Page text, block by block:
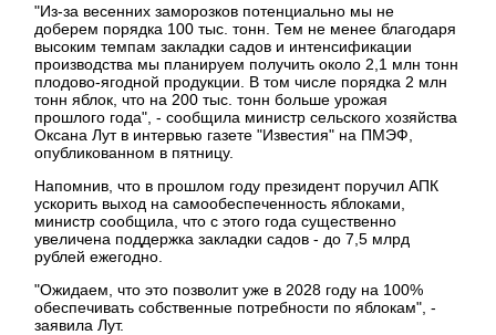
"Из-за весенних заморозков потенциально мы не
доберем порядка 100 тыс. тонн. Тем не менее благодаря
высоким темпам закладки садов и интенсификации
производства мы планируем получить около 2,1 млн тонн
плодово-ягодной продукции. В том числе порядка 2 млн
тонн яблок, что на 200 тыс. тонн больше урожая
прошлого года", - сообщила министр сельского хозяйства
Оксана Лут в интервью газете "Известия" на ПМЭФ,
опубликованном в пятницу.
Напомнив, что в прошлом году президент поручил АПК
ускорить выход на самообеспеченность яблоками,
министр сообщила, что с этого года существенно
увеличена поддержка закладки садов - до 7,5 млрд
рублей ежегодно.
"Ожидаем, что это позволит уже в 2028 году на 100%
обеспечивать собственные потребности по яблокам", -
заявила Лут.